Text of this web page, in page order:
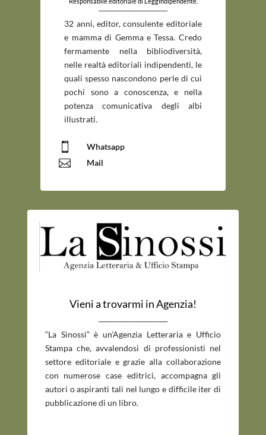
32 anni, editor, consulente editoriale
e mamma di Gemma e Tessa. Credo
fermamente nella bibliodiversità,
nelle realtà editoriali indipendenti, le
quali spesso nascondono perle di cui
pochi sono a conoscenza, e nella
potenza comunicativa degli albi
illustrati.
 Whatsapp
 Mail
Vieni a trovarmi in Agenzia!
“La Sinossi” è un’Agenzia Letteraria e Ufficio
Stampa che, avvalendosi di professionisti nel
settore editoriale e grazie alla collaborazione
con numerose case editrici, accompagna gli
autori o aspiranti tali nel lungo e difficile iter di
pubblicazione di un libro.